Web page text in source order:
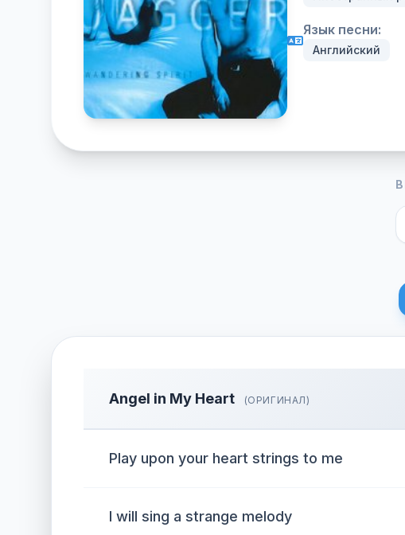
Язык песни:
Английский
Angel in My Heart (ОРИГИНАЛ)
Play upon your heart strings to me
I will sing a strange melody